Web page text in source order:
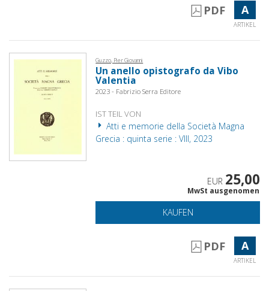
PDF A
ARTIKEL
Guzzo, Pier Giovanni
Un anello opistografo da Vibo
Valentia
2023 - Fabrizio Serra Editore
IST TEIL VON
Atti e memorie della Società Magna
Grecia : quinta serie : VIII, 2023
EUR 25,00
MwSt ausgenomen
KAUFEN
PDF A
ARTIKEL